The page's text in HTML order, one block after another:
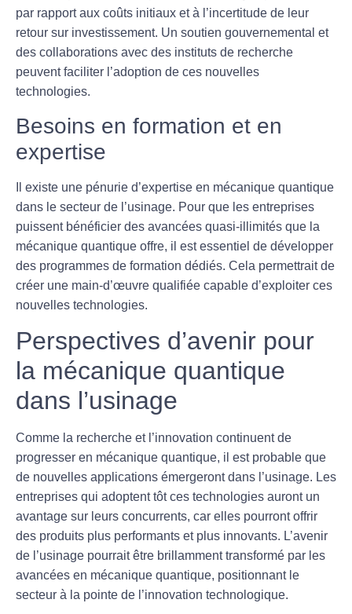
par rapport aux coûts initiaux et à l’incertitude de leur
retour sur investissement. Un soutien gouvernemental et
des collaborations avec des instituts de recherche
peuvent faciliter l’adoption de ces nouvelles
technologies.
Besoins en formation et en
expertise
Il existe une pénurie d’expertise en mécanique quantique
dans le secteur de l’usinage. Pour que les entreprises
puissent bénéficier des avancées quasi-illimités que la
mécanique quantique offre, il est essentiel de développer
des programmes de formation dédiés. Cela permettrait de
créer une main-d’œuvre qualifiée capable d’exploiter ces
nouvelles technologies.
Perspectives d’avenir pour
la mécanique quantique
dans l’usinage
Comme la recherche et l’innovation continuent de
progresser en mécanique quantique, il est probable que
de nouvelles applications émergeront dans l’usinage. Les
entreprises qui adoptent tôt ces technologies auront un
avantage sur leurs concurrents, car elles pourront offrir
des produits plus performants et plus innovants. L’avenir
de l’usinage pourrait être brillamment transformé par les
avancées en mécanique quantique, positionnant le
secteur à la pointe de l’innovation technologique.